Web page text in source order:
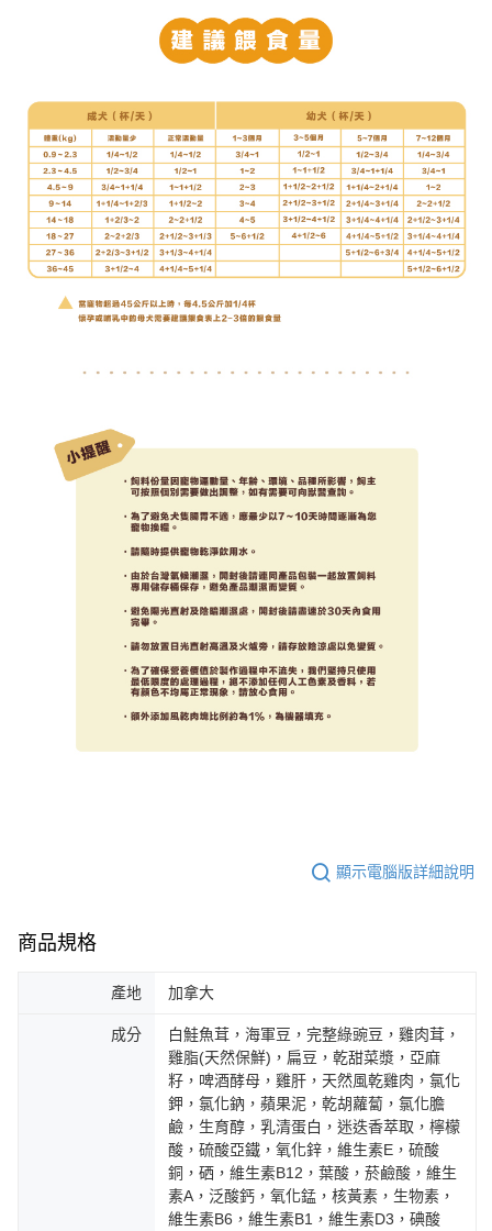
顯示電腦版詳細說明
商品規格
產地 加拿大
成分
白鮭魚茸，海軍豆，完整綠豌豆，雞肉茸，
雞脂(天然保鮮)，扁豆，乾甜菜漿，亞麻
籽，啤酒酵母，雞肝，天然風乾雞肉，氯化
鉀，氯化鈉，蘋果泥，乾胡蘿蔔，氯化膽
鹼，生育醇，乳清蛋白，迷迭香萃取，檸檬
酸，硫酸亞鐵，氧化鋅，維生素E，硫酸
銅，硒，維生素B12，葉酸，菸鹼酸，維生
素A，泛酸鈣，氧化錳，核黃素，生物素，
維生素B6，維生素B1，維生素D3，碘酸